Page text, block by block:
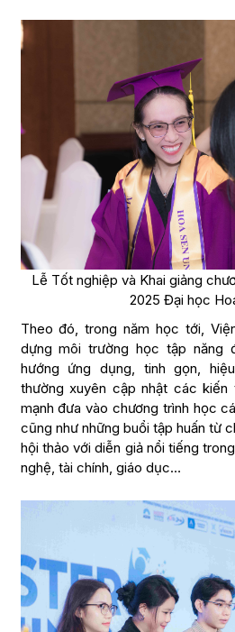
Lễ Tốt nghiệp và Khai giảng
2025 Đại học
Theo đó, trong năm học tới,
dựng môi trường học tập năng
hướng ứng dụng, tinh gọn,
thường xuyên cập nhật các
mạnh đưa vào chương trình học
cũng như những buổi tập huấn từ
hội thảo với diễn giả nổi tiếng
nghệ, tài chính, giáo dục…